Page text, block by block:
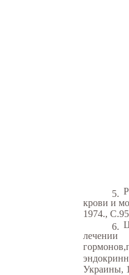
5.
крови и
1974.,
6.
лечении
Украины,